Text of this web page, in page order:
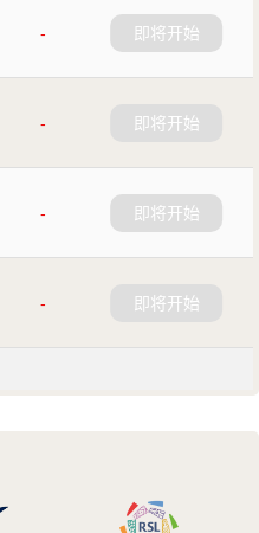
-
即将开始
-
即将开始
-
即将开始
-
即将开始